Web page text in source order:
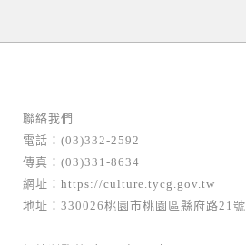
聯絡我們
電話：(03)332-2592
傳真：(03)331-8634
網址： https://culture.tycg.gov.tw
地址：330026桃園市桃園區縣府路21號